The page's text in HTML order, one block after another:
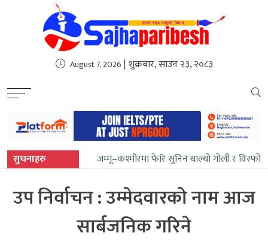
sweet bonanza
August 7, 2026 | शुक्रबार, साउन २३, २०८३
सुचनाहरु जम्मू–कश्मीरमा फेरि सुनिन थाल्यो गोली र
उप निर्वाचन : उम्मेदवारको नाम आज
सार्बजनिक गरिने